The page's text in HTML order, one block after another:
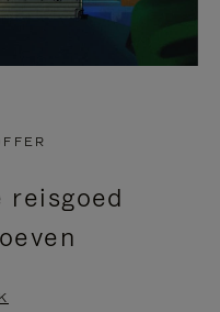
reisgoed